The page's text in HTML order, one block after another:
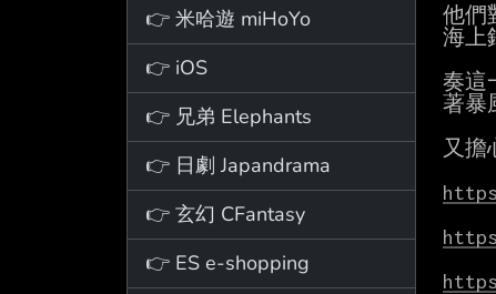
👉 米哈遊 miHoYo
👉 iOS
👉 兄弟 Elephants
👉 日劇 Japandrama
👉 玄幻 CFantasy
👉 ES e-shopping
他們
海上
奏這
著暴
又擔